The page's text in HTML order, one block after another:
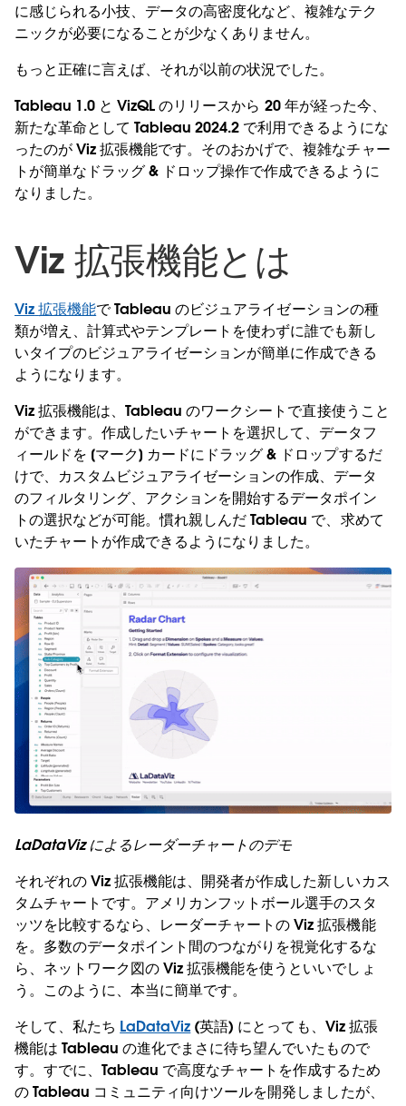
に感じられる小技、データの高密度化など、複雑なテク
ニックが必要になることが少なくありません。
もっと正確に言えば、それが以前の状況でした。
Tableau 1.0 と VizQL のリリースから 20 年が経った今、
新たな革命として Tableau 2024.2 で利用できるようにな
ったのが Viz 拡張機能です。そのおかげで、複雑なチャー
トが簡単なドラッグ & ドロップ操作で作成できるように
なりました。
Viz 拡張機能とは
Viz拡張機能で Tableau のビジュアライゼーションの種
類が増え、計算式やテンプレートを使わずに誰でも新し
いタイプのビジュアライゼーションが簡単に作成できる
ようになります。
Viz 拡張機能は、Tableau のワークシートで直接使うこと
ができます。作成したいチャートを選択して、データフ
ィールドを [マーク] カードにドラッグ & ドロップするだ
けで、カスタムビジュアライゼーションの作成、データ
のフィルタリング、アクションを開始するデータポイン
トの選択などが可能。慣れ親しんだ Tableau で、求めて
いたチャートが作成できるようになりました。
LaDataViz によるレーダーチャートのデモ
それぞれの Viz 拡張機能は、開発者が作成した新しいカス
タムチャートです。アメリカンフットボール選手のスタ
ッツを比較するなら、レーダーチャートの Viz 拡張機能
を。多数のデータポイント間のつながりを視覚化するな
ら、ネットワーク図の Viz 拡張機能を使うといいでしょ
う。このように、本当に簡単です。
そして、私たち LaDataViz (英語) にとっても、Viz 拡張
機能は Tableau の進化でまさに待ち望んでいたもので
す。すでに、Tableau で高度なチャートを作成するため
の Tableau コミュニティ向けツールを開発しましたが、